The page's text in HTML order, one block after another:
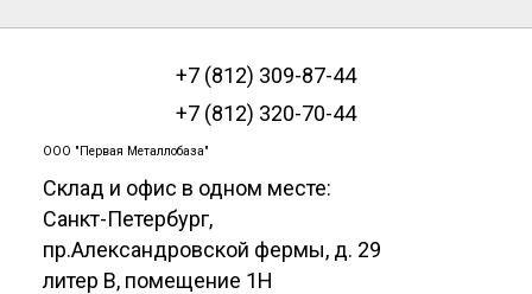
+7 (812) 309-87-44
+7 (812) 320-70-44
ООО "Первая Металлобаза"
Склад и офис в одном месте:
Санкт-Петербург,
пр.Александровской фермы, д. 29
литер В, помещение 1Н